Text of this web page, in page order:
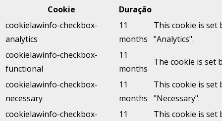
Cookie
Duração
cookielawinfo-checkbox-
analytics
11
months
This cookie is set
"Analytics".
cookielawinfo-checkbox-
functional
11
months
The cookie is set
cookielawinfo-checkbox-
necessary
11
months
This cookie is set
"Necessary".
cookielawinfo-checkbox-
11
This cookie is set